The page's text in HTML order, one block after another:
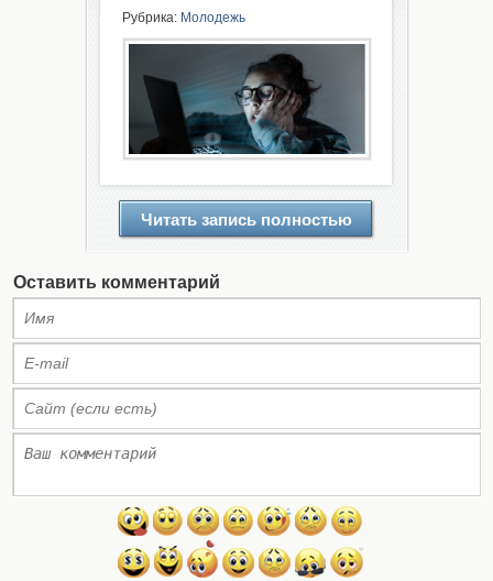
Рубрика: Молодежь
Читать запись полностью
Оставить комментарий